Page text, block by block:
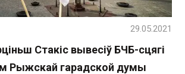
Стакіс вывесіў БЧБ-сцягі
Рыжскай гарадской думы
29.05.2021